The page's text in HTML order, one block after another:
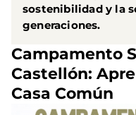
sostenibilidad y la
generaciones.
Campamento
Castellón:
Casa Común